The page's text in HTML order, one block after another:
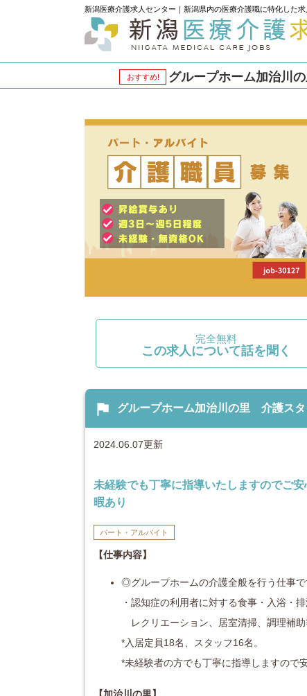
新潟医療介護求人センター｜新潟県内の医療介護職に特化した求
おすすめ! グループホーム加治川
完全無料
この求人について話を聞く
flag グループホーム加治川の里 介護ス
2024.06.07更新
未経験でも丁寧に指導いたしますのでご
暇あり
パート・アルバイト
【仕事内容】
◎グループホームの介護全般を行う仕事で
・認知症の利用者に対する食事・入浴・排
レクリエーション、居室清掃、調理補助
*入居定員18名、スタッフ16名。
*未経験者の方でも丁寧に指導しますので